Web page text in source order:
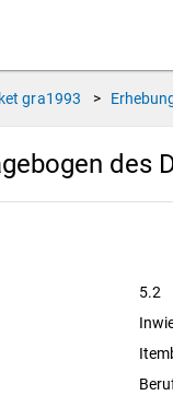
gra1993 >
des
5.2